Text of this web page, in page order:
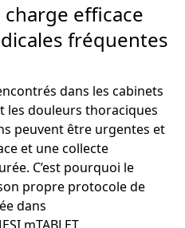
charge efficace
fréquentes
dans les cabinets
les douleurs thoraciques
peuvent être urgentes et
et une collecte
C’est pourquoi le
propre protocole de
dans